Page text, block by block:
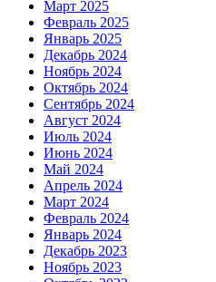
Март 2025
Февраль 2025
Январь 2025
Декабрь 2024
Ноябрь 2024
Октябрь 2024
Сентябрь 2024
Август 2024
Июль 2024
Июнь 2024
Май 2024
Апрель 2024
Март 2024
Февраль 2024
Январь 2024
Декабрь 2023
Ноябрь 2023